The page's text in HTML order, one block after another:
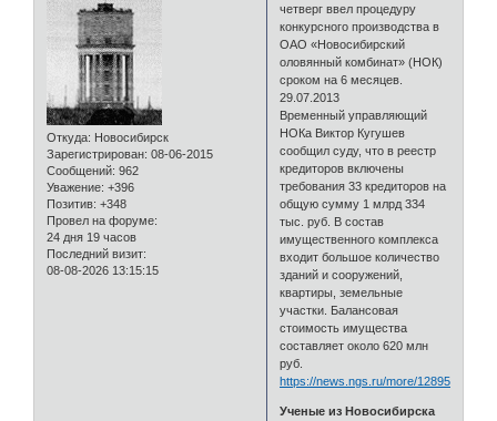
Откуда: Новосибирск
Зарегистрирован: 08-06-2015
Сообщений: 962
Уважение: +396
Позитив: +348
Провел на форуме:
24 дня 19 часов
Последний визит:
08-08-2026 13:15:15
четверг ввел процедуру
конкурсного производства в
ОАО «Новосибирский
оловянный комбинат» (НОК)
сроком на 6 месяцев.
29.07.2013
Временный управляющий
НОКа Виктор Кугушев
сообщил суду, что в реестр
кредиторов включены
требования 33 кредиторов на
общую сумму 1 млрд 334
тыс. руб. В состав
имущественного комплекса
входит большое количество
зданий и сооружений,
квартиры, земельные
участки. Балансовая
стоимость имущества
составляет около 620 млн
руб.
https://news.ngs.ru/more/1289508/
Ученые из Новосибирска